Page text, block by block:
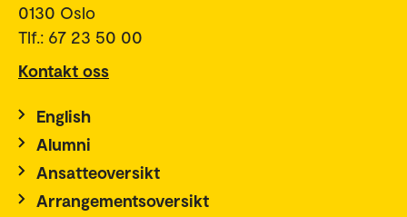
0130 Oslo
Tlf.: 67 23 50 00
Kontakt oss
English
Alumni
Ansatteoversikt
Arrangementsoversikt